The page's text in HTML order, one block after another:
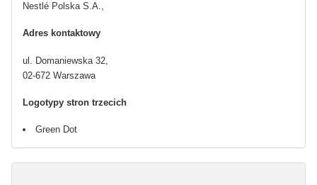
Nestlé Polska S.A.,
Adres kontaktowy
ul. Domaniewska 32,
02-672 Warszawa
Logotypy stron trzecich
Green Dot